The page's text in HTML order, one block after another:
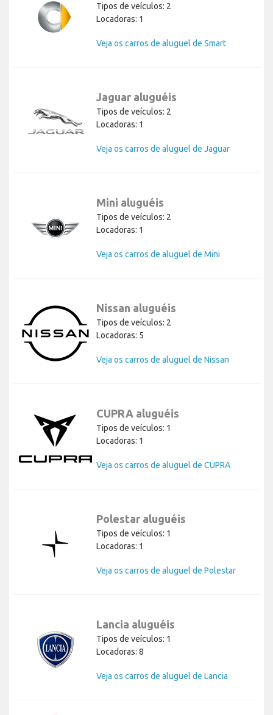
Tipos de veículos: 2
Locadoras: 1
Veja os carros de aluguel de Smart
Jaguar aluguéis
Tipos de veículos: 2
Locadoras: 1
Veja os carros de aluguel de Jaguar
Mini aluguéis
Tipos de veículos: 2
Locadoras: 1
Veja os carros de aluguel de Mini
Nissan aluguéis
Tipos de veículos: 2
Locadoras: 5
Veja os carros de aluguel de Nissan
CUPRA aluguéis
Tipos de veículos: 1
Locadoras: 1
Veja os carros de aluguel de CUPRA
Polestar aluguéis
Tipos de veículos: 1
Locadoras: 1
Veja os carros de aluguel de Polestar
Lancia aluguéis
Tipos de veículos: 1
Locadoras: 8
Veja os carros de aluguel de Lancia